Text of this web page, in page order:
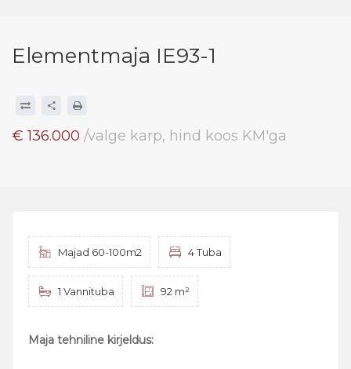
Elementmaja IE93-1
€ 136.000 /valge karp, hind koos KM'ga
Majad 60-100m2 4 Tuba
1 Vannituba 92 m²
Maja tehniline kirjeldus: